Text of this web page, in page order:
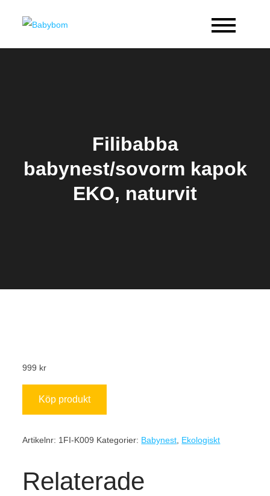
Filibabba
babynest/sovorm kapok
EKO, naturvit
999 kr
Köp produkt
Artikelnr: 1FI-K009 Kategorier: Babynest Ekologiskt
Relaterade